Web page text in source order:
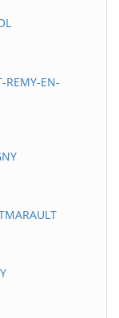
EN-